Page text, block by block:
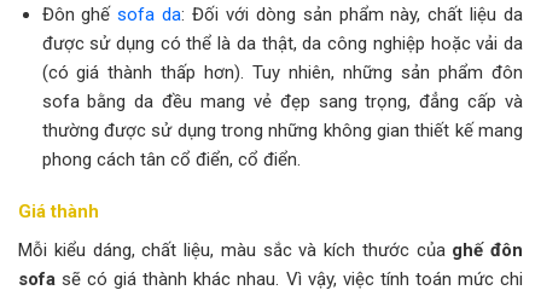
Đôn ghếsofa da: Đối với dòng sản phẩm này, chất liệu da
được sử dụng có thể là da thật, da công nghiệp hoặc vải da
(có giá thành thấp hơn). Tuy nhiên, những sản phẩm đôn
sofa bằng da đều mang vẻ đẹp sang trọng, đẳng cấp và
thường được sử dụng trong những không gian thiết kế mang
phong cách tân cổ điển, cổ điển.
Giá thành
Mỗi kiểu dáng, chất liệu, màu sắc và kích thước của ghế đôn
sofa sẽ có giá thành khác nhau. Vì vậy, việc tính toán mức chi